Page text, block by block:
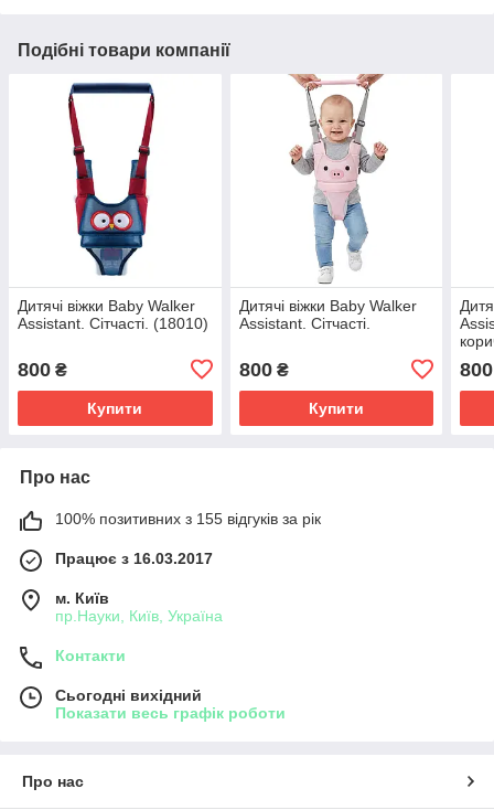
Подібні товари компанії
Дитячі віжки Baby Walker
Assistant. Сітчасті. (18010)
800 ₴
Купити
Дитячі віжки Baby Walker
Assistant. Сітчасті.
800₴
Купити
800
Про нас
100% позитивних з 155 відгуків за рік
Працює з 16.03.2017
м. Київ
пр.Науки, Київ, Україна
Контакти
Сьогодні вихідний
Показати весь графік роботи
Про нас